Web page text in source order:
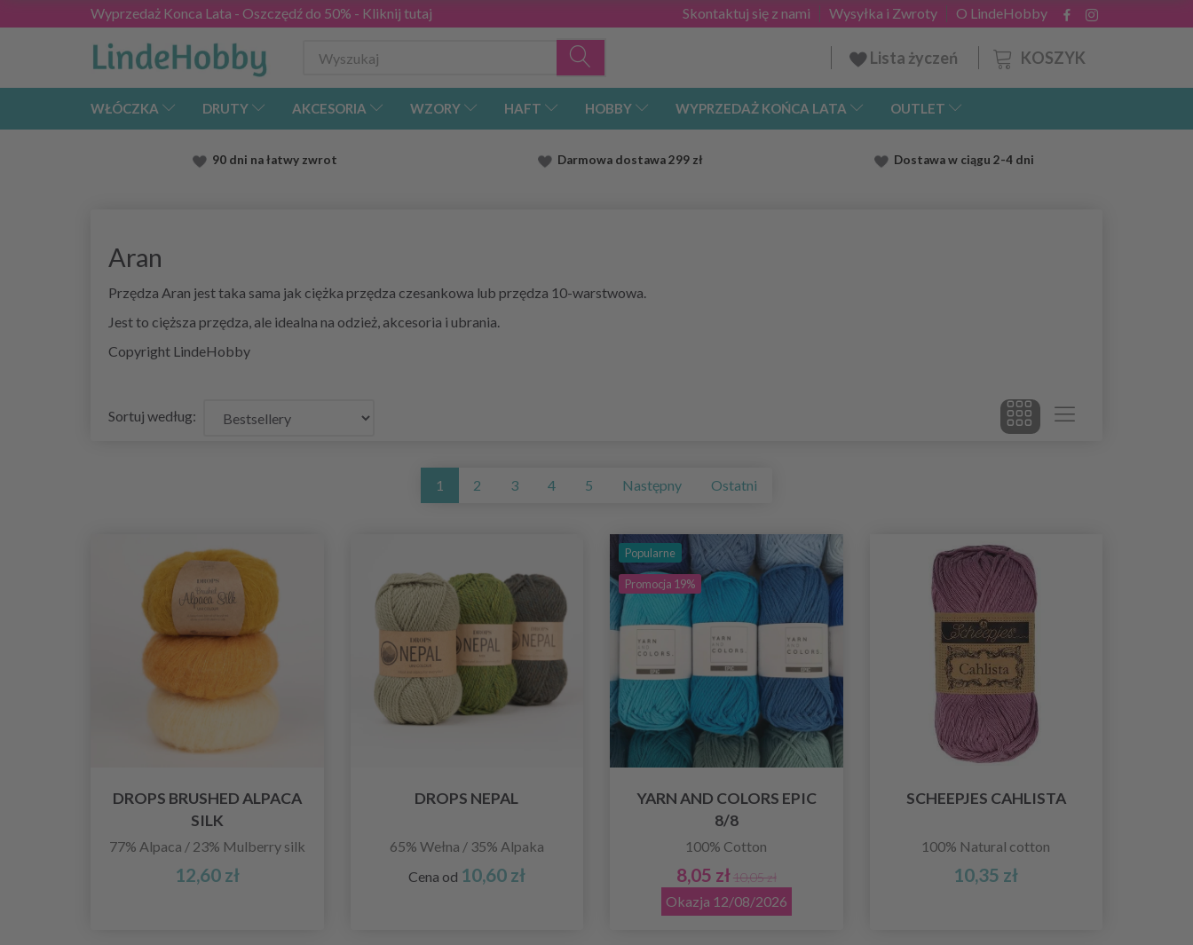
Wyprzedaż Konca Lata - Oszczędź do 50% - Kliknij tutaj O LindeHobby
Wysyłka i Zwroty
Skontaktuj się z nami
KOSZYK
Lista życzeń
WŁÓCZKA DRUTY AKCESORIA WZORY HAFT HOBBY WYPRZEDAŻ KOŃCA LATA OUTLET
90 dni na łatwy zwrot Darmowa dostawa299 zł Dostawaw ciągu 2-4 dni
Aran
Przędza Aran jest taka sama jak ciężka przędza czesankowa lub przędza 10-warstwowa.
Jest to cięższa przędza, ale idealna na odzież, akcesoria i ubrania.
Copyright LindeHobby
Sortuj według:
1 2 3 4 5 Następny Ostatni
DROPS BRUSHED ALPACA
SILK
77% Alpaca / 23% Mulberry silk
12,60 zł
DROPS NEPAL
65% Wełna / 35% Alpaka
Cena od 10,60 zł
Popularne
Promocja 19%
YARN AND COLORS EPIC
8/8
100% Cotton
8,05 zł10,05 zł
Okazja 12/08/2026
SCHEEPJES CAHLISTA
100% Natural cotton
10,35 zł